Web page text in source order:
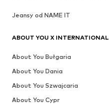
Jeansy od NAME IT
ABOUT YOU X INTERNATIONAL
About You Bułgaria
About You Dania
About You Szwajcaria
About You Cypr